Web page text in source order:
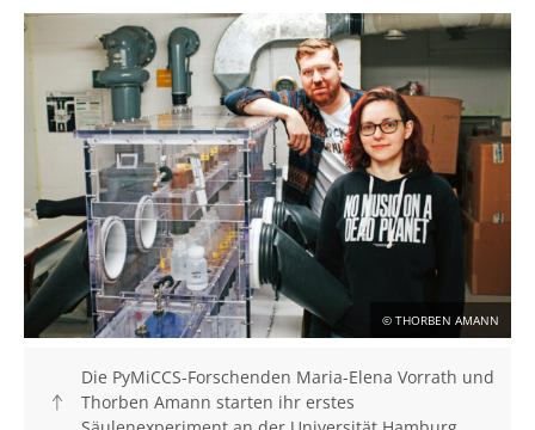
© THORBEN AMANN
Die PyMiCCS-Forschenden Maria-Elena Vorrath und
Thorben Amann starten ihr erstes